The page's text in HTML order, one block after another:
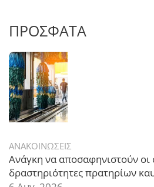
ΠΡΟΣΦΑΤΑ
ΑΝΑΚΟΙΝΩΣΕΙΣ
Ανάγκη να αποσαφηνιστούν οι
δραστηριότητες πρατηρίων